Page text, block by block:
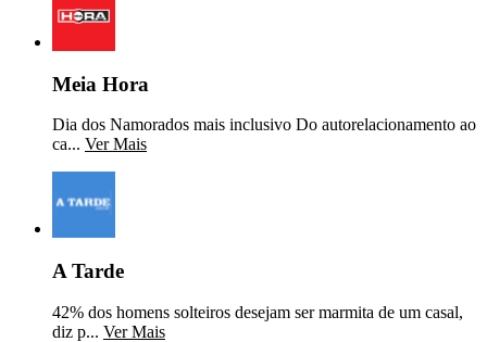
Meia Hora
Dia dos Namorados mais inclusivo Do autorelacionamento ao
ca... Ver Mais
A Tarde
42% dos homens solteiros desejam ser marmita de um casal,
diz p... Ver Mais